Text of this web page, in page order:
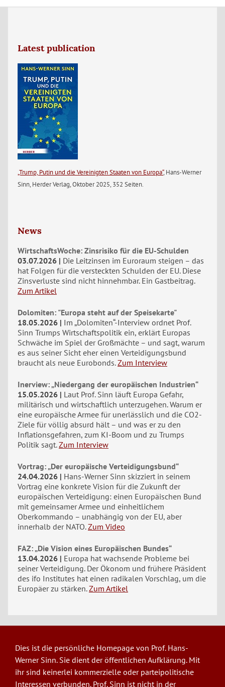
Latest publication
„Trump, Putin und die Vereinigten Staaten von Europa“, Hans-Werner
Sinn, Herder Verlag, Oktober 2025, 352 Seiten.
News
WirtschaftsWoche: Zinsrisiko für die EU-Schulden
03.07.2026
Die Leitzinsen im Euroraum steigen – das
hat Folgen für die versteckten Schulden der EU. Diese
Zinsverluste sind nicht hinnehmbar. Ein Gastbeitrag.
Zum Artikel
Dolomiten: "Europa steht auf der Speisekarte"
18.05.2026
Im „Dolomiten“-Interview ordnet Prof.
Sinn Trumps Wirtschaftspolitik ein, erklärt Europas
Schwäche im Spiel der Großmächte – und sagt, warum
es aus seiner Sicht eher einen Verteidigungsbund
braucht als neue Eurobonds. Zum Interview
Inerview: „Niedergang der europäischen Industrien“
15.05.2026
Laut Prof. Sinn läuft Europa Gefahr,
militärisch und wirtschaftlich unterzugehen. Warum er
eine europäische Armee für unerlässlich und die CO2-
Ziele für völlig absurd hält – und was er zu den
Inflationsgefahren, zum KI-Boom und zu Trumps
Politik sagt. Zum Interview
Vortrag: „Der europäische Verteidigungsbund“
24.04.2026
Hans-Werner Sinn skizziert in seinem
Vortrag eine konkrete Vision für die Zukunft der
europäischen Verteidigung: einen Europäischen Bund
mit gemeinsamer Armee und einheitlichem
Oberkommando – unabhängig von der EU, aber
innerhalb der NATO. Zum Video
FAZ: „Die Vision eines Europäischen Bundes“
13.04.2026
Europa hat wachsende Probleme bei
seiner Verteidigung. Der Ökonom und frühere Präsident
des ifo Institutes hat einen radikalen Vorschlag, um die
Europäer zu stärken. Zum Artikel
Dies ist die persönliche Homepage von Prof. Hans-
Werner Sinn. Sie dient der öffentlichen Aufklärung. Mit
ihr sind keinerlei kommerzielle oder parteipolitische
Interessen verbunden. Prof. Sinn ist nicht in der